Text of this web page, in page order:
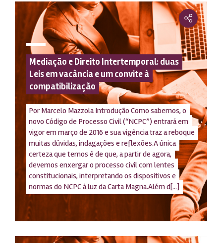
Mediação e Direito Intertemporal: duas
Leis em vacância e um convite à
compatibilização
Por Marcelo Mazzola Introdução Como sabemos, o
novo Código de Processo Civil (“NCPC”) entrará em
vigor em março de 2016 e sua vigência traz a reboque
muitas dúvidas, indagações e reflexões.A única
certeza que temos é de que, a partir de agora,
devemos enxergar o processo civil com lentes
constitucionais, interpretando os dispositivos e
normas do NCPC à luz da Carta Magna.Além d[...]